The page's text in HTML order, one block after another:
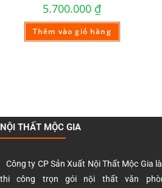
5.700.000 ₫
Thêm vào giỏ hàng
NỘI THẤT MỘC GIA
Công ty CP Sản Xuất Nội Thất Mộc Gia
thi công trọn gói nội thất văn